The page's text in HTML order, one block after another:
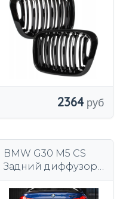
перед
фейслифтингом
2364
BMW G30 M5 CS
Задний диффузор
Черный